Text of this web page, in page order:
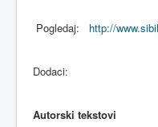
Pogledaj: http://
Dodaci:
Autorski tekstovi